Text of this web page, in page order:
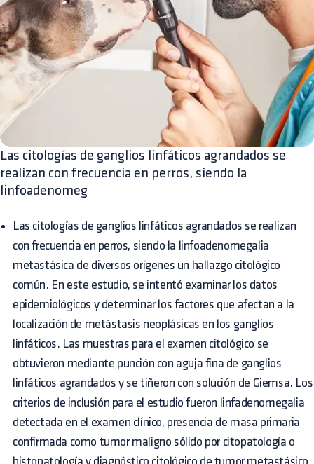
Las citologías de ganglios linfáticos agrandados se
realizan con frecuencia en perros, siendo la
linfoadenomeg
Las citologías de ganglios linfáticos agrandados se realizan
con frecuencia en perros, siendo la linfoadenomegalia
metastásica de diversos orígenes un hallazgo citológico
común. En este estudio, se intentó examinar los datos
epidemiológicos y determinar los factores que afectan a la
localización de metástasis neoplásicas en los ganglios
linfáticos. Las muestras para el examen citológico se
obtuvieron mediante punción con aguja fina de ganglios
linfáticos agrandados y se tiñeron con solución de Giemsa. Los
criterios de inclusión para el estudio fueron linfadenomegalia
detectada en el examen clínico, presencia de masa primaria
confirmada como tumor maligno sólido por citopatología o
histopatología y diagnóstico citológico de tumor metastásico.